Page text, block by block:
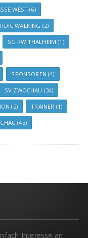
WEST (6)
WALKING (2)
SG RW THALHEIM (1)
SPONSOREN (4)
SV ZWOCHAU (34)
(2) TRAINER (1)
(43)
Interesse an